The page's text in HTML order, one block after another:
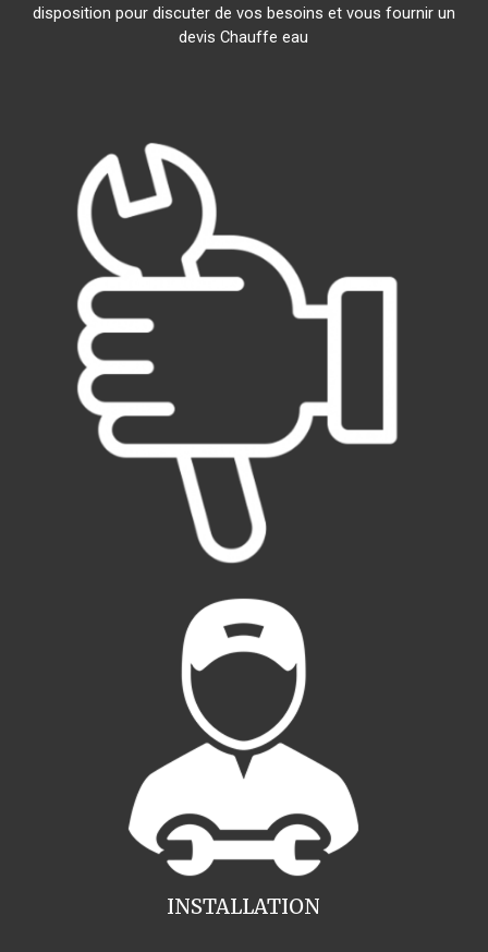
disposition pour discuter de vos besoins et vous fournir un
devis Chauffe eau
INSTALLATION